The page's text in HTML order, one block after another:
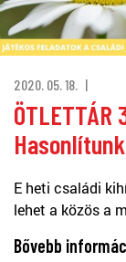
2020. 05. 18.
E heti családi
lehet a közös a
Bővebb